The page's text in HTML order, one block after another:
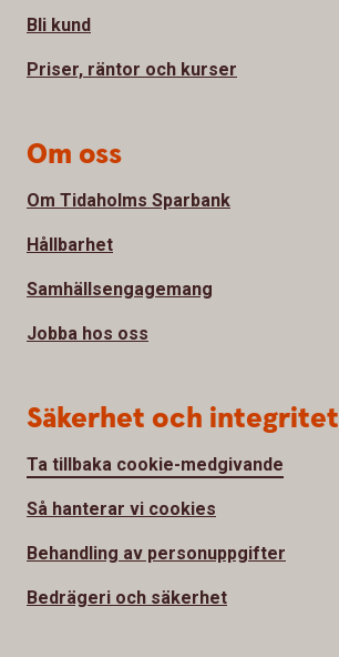
Bli kund
Priser, räntor och kurser
Om oss
Om Tidaholms Sparbank
Hållbarhet
Samhällsengagemang
Jobba hos oss
Säkerhet och integritet
Ta tillbaka cookie-medgivande
Så hanterar vi cookies
Behandling av personuppgifter
Bedrägeri och säkerhet